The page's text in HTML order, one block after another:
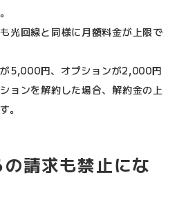
光回線と同様に月額料金が上限で
5,000円、オプションが2,000円
ョンを解約した場合、解約金の上
。
請求も禁止にな